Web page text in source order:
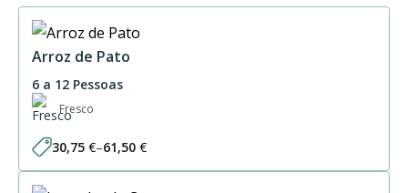
Arroz de Pato
6 a 12 Pessoas
Fresco
30,75 €–61,50 €
Price
range: